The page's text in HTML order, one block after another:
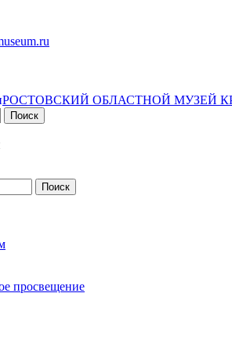
РОСТОВСКИЙ ОБЛАСТНОЙ МУЗЕЙ
просвещение